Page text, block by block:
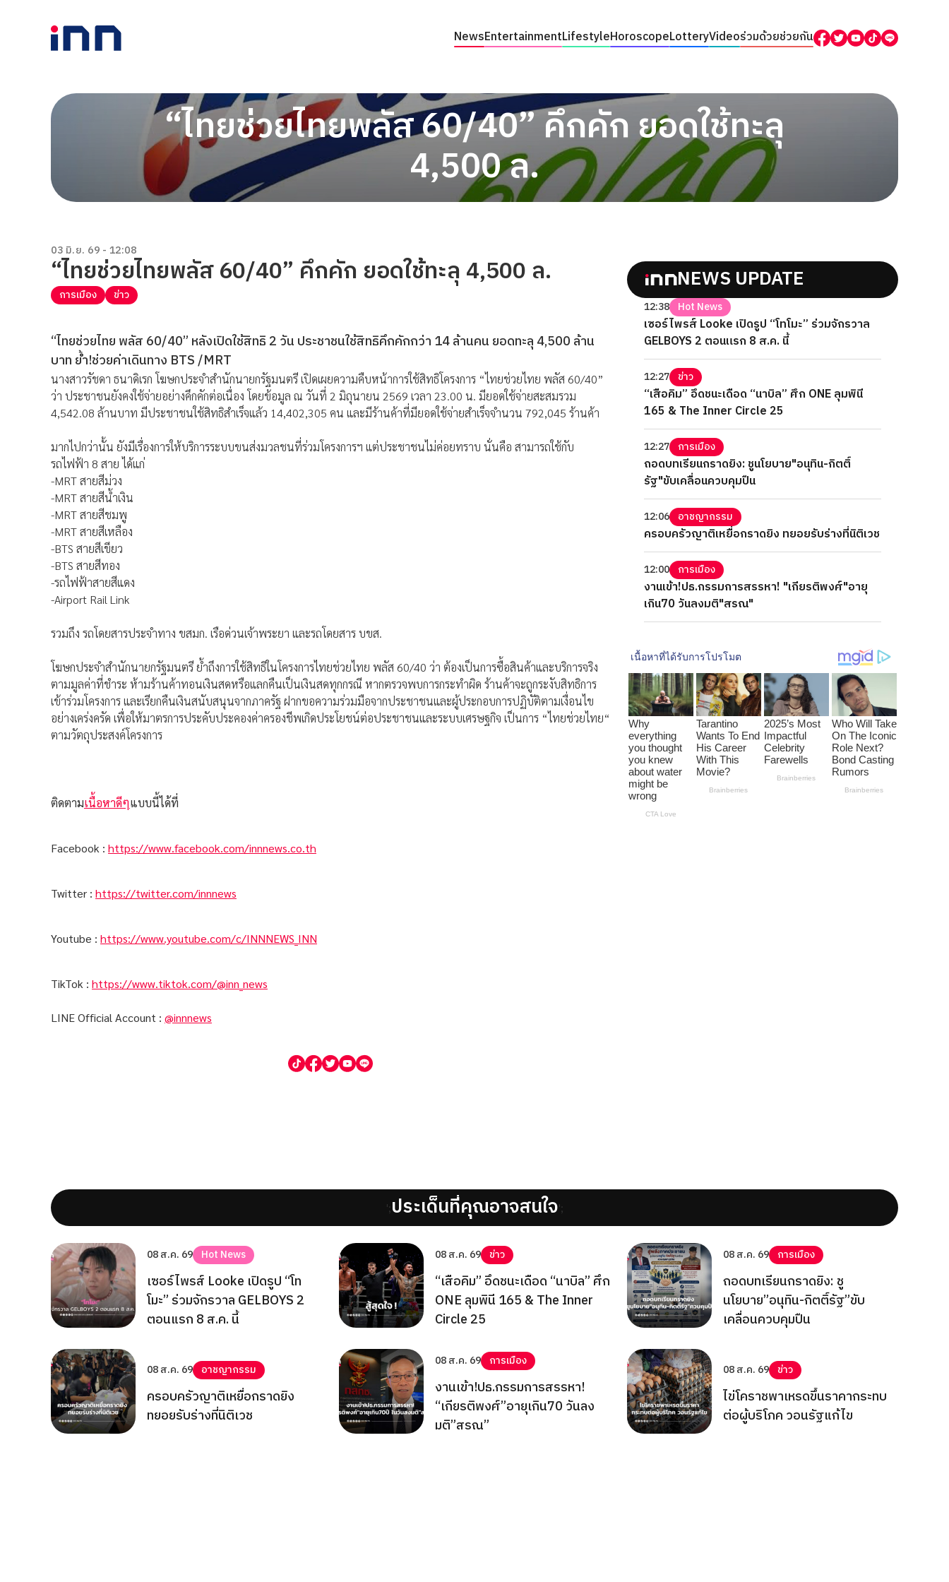
NewsEntertainmentLifestyleHoroscopeLotteryVideoร่วมด้วยช่วยกัน
“ไทยช่วยไทยพลัส 60/40” คึกคัก ยอดใช้ทะลุ
4,500 ล.
03 มิ.ย. 69 - 12:08
“ไทยช่วยไทยพลัส 60/40” คึกคัก ยอดใช้ทะลุ 4,500 ล.
การเมือง ข่าว
“ไทยช่วยไทย พลัส 60/40” หลังเปิดใช้สิทธิ 2 วัน ประชาชนใช้สิทธิคึกคักกว่า 14 ล้านคน ยอดทะลุ 4,500 ล้าน
บาท ย้ำ!ช่วยค่าเดินทาง BTS /MRT
นางสาวรัชดา ธนาดิเรก โฆษกประจำสำนักนายกรัฐมนตรี เปิดเผยความคืบหน้าการใช้สิทธิโครงการ “ไทยช่วยไทย พลัส 60/40”
ว่า ประชาชนยังคงใช้จ่ายอย่างคึกคักต่อเนื่อง โดยข้อมูล ณ วันที่ 2 มิถุนายน 2569 เวลา 23.00 น. มียอดใช้จ่ายสะสมรวม
4,542.08 ล้านบาท มีประชาชนใช้สิทธิสำเร็จแล้ว 14,402,305 คน และมีร้านค้าที่มียอดใช้จ่ายสำเร็จจำนวน 792,045 ร้านค้า
มากไปกว่านั้น ยังมีเรื่องการให้บริการระบบขนส่งมวลชนที่ร่วมโครงการฯ แต่ประชาชนไม่ค่อยทราบ นั่นคือ สามารถใช้กับ
รถไฟฟ้า 8 สาย ได้แก่
-MRT สายสีม่วง
-MRT สายสีน้ำเงิน
-MRT สายสีชมพู
-MRT สายสีเหลือง
-BTS สายสีเขียว
-BTS สายสีทอง
-รถไฟฟ้าสายสีแดง
-Airport Rail Link
รวมถึง รถโดยสารประจำทาง ขสมก. เรือด่วนเจ้าพระยา และรถโดยสาร บขส.
โฆษกประจำสำนักนายกรัฐมนตรี ย้ำถึงการใช้สิทธิในโครงการไทยช่วยไทย พลัส 60/40 ว่า ต้องเป็นการซื้อสินค้าและบริการจริง
ตามมูลค่าที่ชำระ ห้ามร้านค้าทอนเงินสดหรือแลกคืนเป็นเงินสดทุกกรณี หากตรวจพบการกระทำผิด ร้านค้าจะถูกระงับสิทธิการ
เข้าร่วมโครงการ และเรียกคืนเงินสนับสนุนจากภาครัฐ ฝากขอความร่วมมือจากประชาชนและผู้ประกอบการปฏิบัติตามเงื่อนไข
อย่างเคร่งครัด เพื่อให้มาตรการประคับประคองค่าครองชีพเกิดประโยชน์ต่อประชาชนและระบบเศรษฐกิจ เป็นการ “ไทยช่วยไทย“
ตามวัตถุประสงค์โครงการ
ติดตามเนื้อหาดีๆแบบนี้ได้ที่
Facebook : https://www.facebook.com/innnews.co.th
Twitter : https://twitter.com/innnews
Youtube : https://www.youtube.com/c/INNNEWS_INN
TikTok : https://www.tiktok.com/@inn_news
LINE Official Account : @innnews
NEWS UPDATE
12:38 Hot News
เซอร์ไพรส์ Looke เปิดรูป “โทโมะ” ร่วมจักรวาล
GELBOYS 2 ตอนแรก 8 ส.ค. นี้
12:27 ข่าว
“เสือคิม” อึดชนะเดือด “นาบิล” ศึก ONE ลุมพินี
165 & The Inner Circle 25
12:27 การเมือง
ถอดบทเรียนกราดยิง: ชูนโยบาย"อนุทิน-กิตติ์
รัฐ"ขับเคลื่อนควบคุมปืน
12:06 อาชญากรรม
ครอบครัวญาติเหยื่อกราดยิง ทยอยรับร่างที่นิติเวช
12:00 การเมือง
งานเข้า!ปธ.กรรมการสรรหา! "เกียรติพงศ์"อายุ
เกิน70 วันลงมติ"สรณ"
';ประเด็นที่คุณอาจสนใจ';
08 ส.ค. 69 Hot News
เซอร์ไพรส์ Looke เปิดรูป “โท
โมะ” ร่วมจักรวาล GELBOYS 2
ตอนแรก 8 ส.ค. นี้
08 ส.ค. 69 ข่าว
“เสือคิม” อึดชนะเดือด “นาบิล” ศึก
ONE ลุมพินี 165 & The Inner
Circle 25
08 ส.ค. 69 การเมือง
ถอดบทเรียนกราดยิง: ชู
นโยบาย”อนุทิน-กิตติ์รัฐ”ขับ
เคลื่อนควบคุมปืน
08 ส.ค. 69 อาชญากรรม
ครอบครัวญาติเหยื่อกราดยิง
ทยอยรับร่างที่นิติเวช
08 ส.ค. 69 การเมือง
งานเข้า!ปธ.กรรมการสรรหา!
“เกียรติพงศ์”อายุเกิน70 วันลง
มติ”สรณ”
08 ส.ค. 69 ข่าว
ไข่โคราชพาเหรดขึ้นราคากระทบ
ต่อผู้บริโภค วอนรัฐแก้ไข